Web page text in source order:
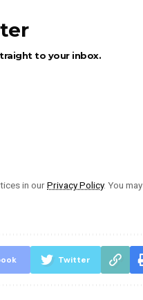
to your inbox.
in ourPrivacy Policy. You may
Twitter